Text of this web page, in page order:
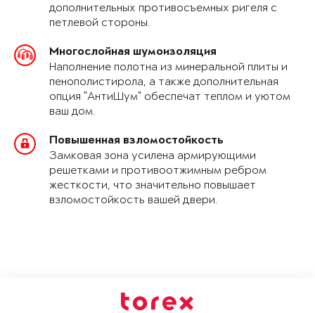
дополнительных противосъемных ригеля с
петлевой стороны.
Многослойная шумоизоляция
Наполнение полотна из минеральной плиты и
пенополистирола, а также дополнительная
опция "АнтиШум" обеспечат теплом и уютом
ваш дом.
Повышенная взломостойкость
Замковая зона усилена армирующими
решетками и противоотжимным ребром
жесткости, что значительно повышает
взломостойкость вашей двери.